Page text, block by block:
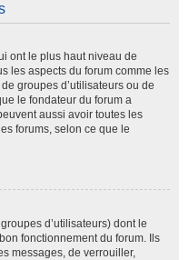
ont le plus haut niveau de
les aspects du forum comme les
groupes d’utilisateurs ou de
le fondateur du forum a
aussi avoir toutes les
forums, selon ce que le
d’utilisateurs) dont le
fonctionnement du forum. Ils
messages, de verrouiller,